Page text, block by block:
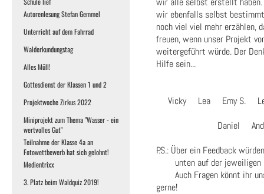
Autorenlesung Stefan Gemmel
Unterricht auf dem Fahrrad
Walderkundungstag
Alles Müll!
Gottesdienst der Klassen 1 und 2
Projektwoche Zirkus 2022
Miniprojekt zum Thema "Wasser - ein
wertvolles Gut"
Teilnahme der Klasse 4a an
Fotowettbewerb hat sich gelohnt!
Medientrixx
3. Platz beim Waldquiz 2019!
wir ebenfalls selbst
noch viel viel mehr erzählen,
freuen, wenn unser Projekt
weitergeführt würde. Der
Hilfe sein...
Vicky Lea Emy S.
Daniel Andreas
P.S.: Über ein Feedback
unten auf der jeweiligen
Auch Fragen könnt ihr
gerne!